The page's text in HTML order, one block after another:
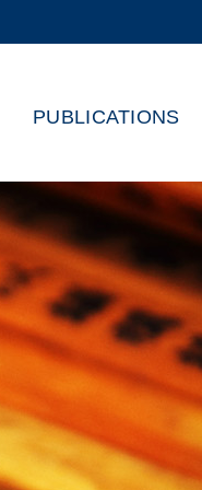
PUBLICATIONS